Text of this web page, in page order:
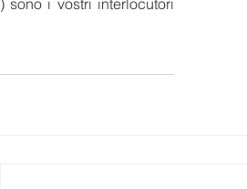
) sono i vostri interlocutori